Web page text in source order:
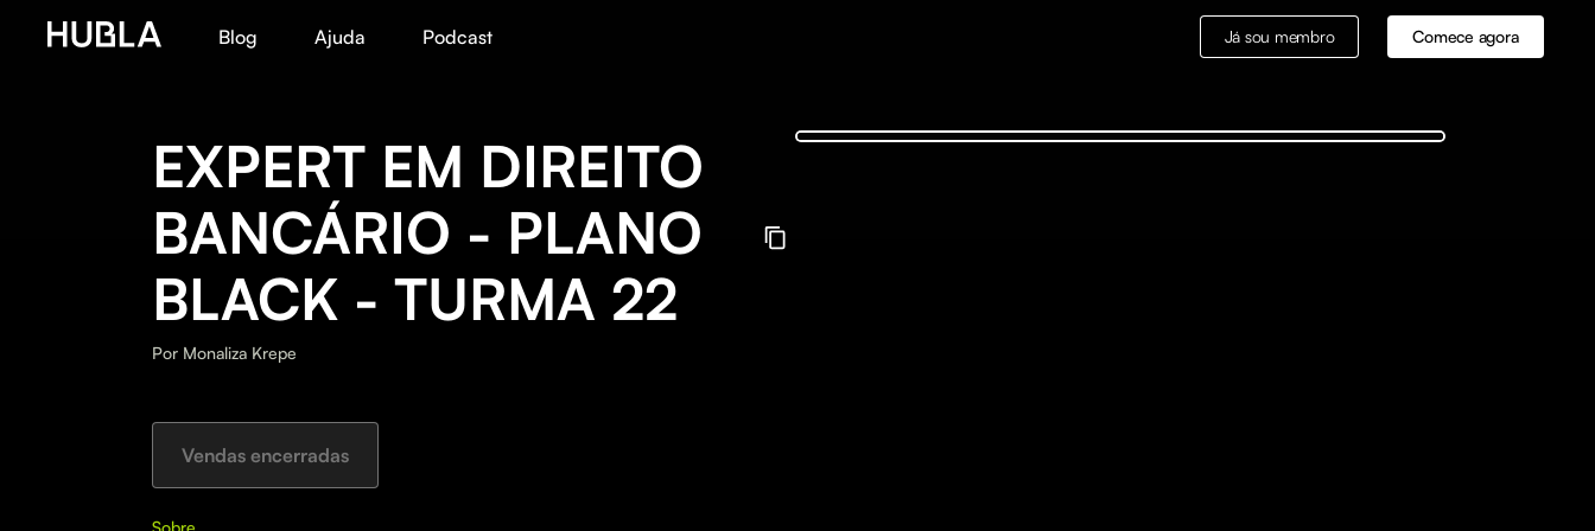
Blog Ajuda Podcast Já sou membro Comece agora
EXPERT EM DIREITO
BANCÁRIO - PLANO
BLACK - TURMA 22
Por Monaliza Krepe
Vendas encerradas
Sobre